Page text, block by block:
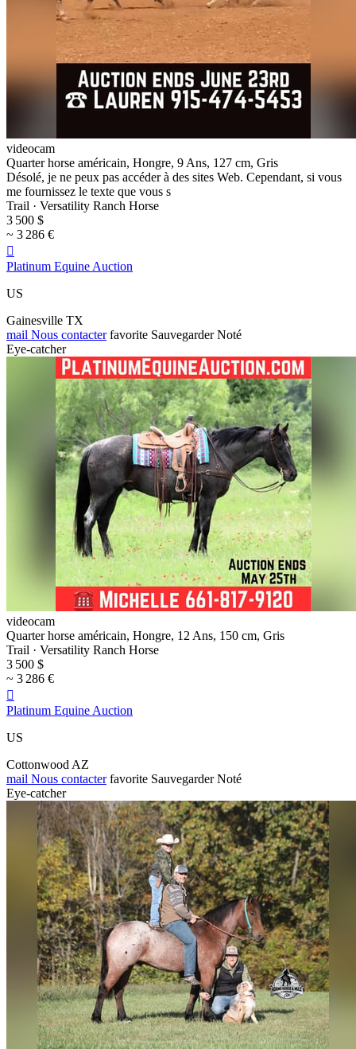
videocam
Quarter horse américain, Hongre, 9 Ans, 127 cm, Gris
Désolé, je ne peux pas accéder à des sites Web. Cependant, si vous
me fournissez le texte que vous s
Trail · Versatility Ranch Horse
3 500 $
~ 3 286 €

Platinum Equine Auction
US
Gainesville TX
mail Nous contacter favorite Sauvegarder Noté
Eye-catcher
videocam
Quarter horse américain, Hongre, 12 Ans, 150 cm, Gris
Trail · Versatility Ranch Horse
3 500 $
~ 3 286 €

Platinum Equine Auction
US
Cottonwood AZ
mail Nous contacter favorite Sauvegarder Noté
Eye-catcher